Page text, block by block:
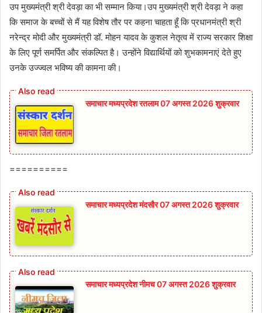
उप मुख्यमंत्री श्री देवड़ा का भी सम्मान किया।उप मुख्यमंत्री श्री देवड़ा ने कहा
कि समाज के बच्चों से मैं यह विशेष तौर पर कहना चाहता हूँ कि प्रधानमंत्री श्री
नरेन्द्र मोदी और मुख्यमंत्री डॉ. मोहन यादव के कुशल नेतृत्व में राज्य सरकार शिक्षा
के लिए पूर्ण समर्पित और संकल्पित है। उन्होंने विद्यार्थियों को शुभकामनाएं देते हुए
उनके उज्ज्वल भविष्य की कामना की।
समाचार मध्यप्रदेश रतलाम 07 अगस्त 2026 शुक्रवार
==========
समाचार मध्यप्रदेश मंदसौर 07 अगस्त 2026 शुक्रवार
समाचार मध्यप्रदेश नीमच 07 अगस्त 2026 शुक्रवार